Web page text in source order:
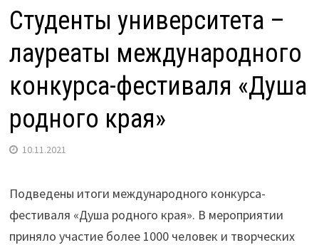
Студенты университета –
лауреаты международного
конкурса-фестиваля «Душа
родного края»
10.11.2021
Подведены итоги международного конкурса-
фестиваля «Душа родного края». В мероприятии
приняло участие более 1000 человек и творческих